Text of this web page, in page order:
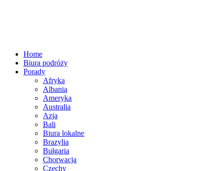
Home
Biura podróży
Porady
Afryka
Albania
Ameryka
Australia
Azja
Bali
Biura lokalne
Brazylia
Bułgaria
Chorwacja
Czechy